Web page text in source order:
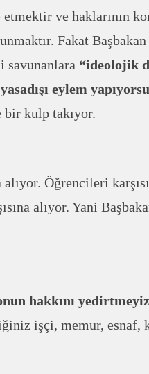
ve haklarının
Fakat Başbakan
savunanlara “ideolojik
eylem
bir kulp takıyor.
alıyor. Öğrencileri
alıyor. Yani
hakkını
işçi, memur, esnaf,